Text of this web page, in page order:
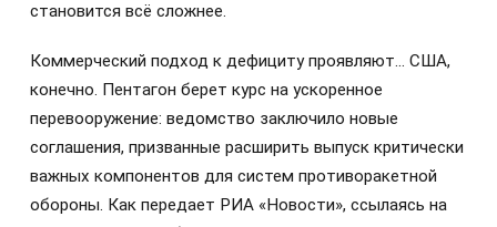
становится всё сложнее.
Коммерческий подход к дефициту проявляют… США,
конечно. Пентагон берет курс на ускоренное
перевооружение: ведомство заключило новые
соглашения, призванные расширить выпуск критически
важных компонентов для систем противоракетной
обороны. Как передает РИА «Новости», ссылаясь на